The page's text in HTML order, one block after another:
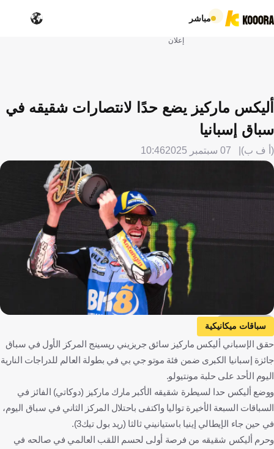
مباشر
إعلان
أليكس ماركيز يضع حدًا لانتصارات شقيقه في
سباق إسبانيا
(أ ف ب) 07 سبتمبر 2025 10:46
Getty Images
سباقات ميكانيكية
حقق الإسباني أليكس ماركيز سائق جريزيني ريسينج المركز الأول في سباق
جائزة إسبانيا الكبرى ضمن فئة موتو جي بي في بطولة العالم للدراجات النارية
اليوم الأحد على حلبة مونتيولو.
ووضع أليكس حدا لسيطرة شقيقه الأكبر مارك ماركيز (دوكاتي) الفائز في
السباقات السبعة الأخيرة تواليا واكتفى باحتلال المركز الثاني في سباق اليوم،
في حين جاء الإيطالي إينيا باستيانيني ثالثا (ريد بول تيك3).
وحرم أليكس شقيقه من فرصة أولى لحسم اللقب العالمي في صالحه في